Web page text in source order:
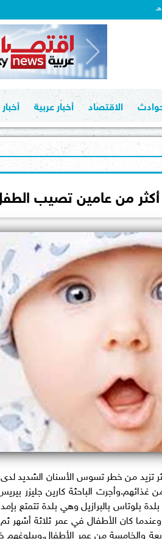
هـ
الاقتصاد أخبار عربية
أكثر من عامين تصيب
تزيد من خطر تسوس الأسنان الشديد
الباحثة كارين جليزر
على 1129 طفلا ولدوا عام 2004 في بلدة بلوتاس بالبرازيل
كان الأطفال في عمر ثلاثة أشهر